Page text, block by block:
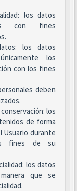
los datos
con fines
los datos
los
con los fines
deben
los
de forma
Usuario durante
fines de su
los datos
que se